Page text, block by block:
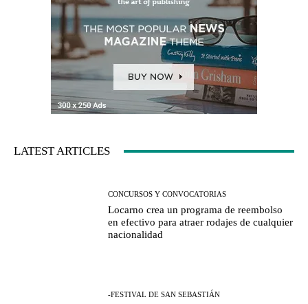
LATEST ARTICLES
CONCURSOS Y CONVOCATORIAS
Locarno crea un programa de reembolso
en efectivo para atraer rodajes de cualquier
nacionalidad
-FESTIVAL DE SAN SEBASTIÁN